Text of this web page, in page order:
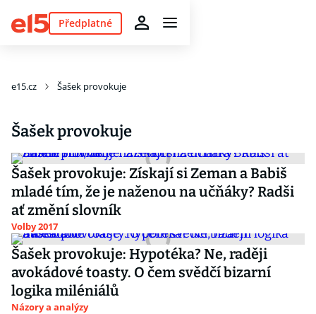
Předplatné
e15.cz Šašek provokuje
Šašek provokuje
Šašek provokuje: Získají si Zeman a Babiš
mladé tím, že je naženou na učňáky? Radši
ať změní slovník
Volby 2017
Šašek provokuje: Hypotéka? Ne, raději
avokádové toasty. O čem svědčí bizarní
logika miléniálů
Názory a analýzy